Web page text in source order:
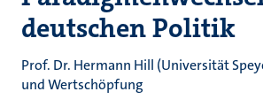
deutschen Politik
Prof. Dr. Hermann Hill (Universität
und Wertschöpfung